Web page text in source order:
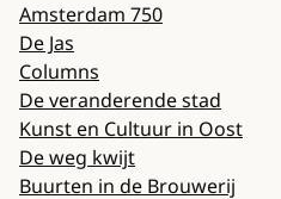
Amsterdam 750
De Jas
Columns
De veranderende stad
Kunst en Cultuur in Oost
De weg kwijt
Buurten in de Brouwerij